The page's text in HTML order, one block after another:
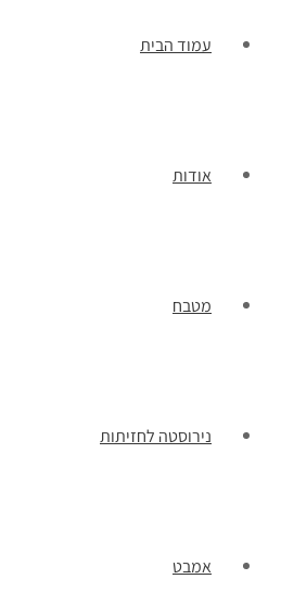
עמוד הבית
אודות
מטבח
נירוסטה לחזיתות
אמבט